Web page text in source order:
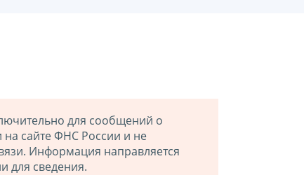
для сообщений о
сайте ФНС России и не
Информация направляется
для сведения.